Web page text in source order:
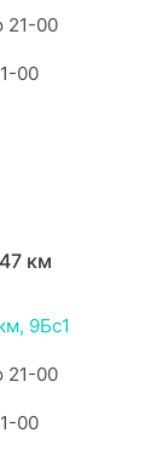
21-00
00
км
9Бс1
21-00
00